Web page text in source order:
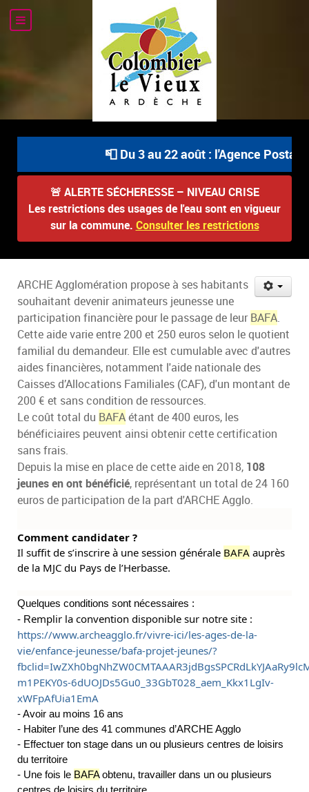
📮 Du 3 au 22 août : l'Agence
🚨 ALERTE SÉCHERESSE – NIVEAU CRISE
Les restrictions des usages de l'eau sont en vigueur
sur la commune. Consulter les restrictions
ARCHE Agglomération propose à ses habitants
souhaitant devenir animateurs jeunesse une
participation financière pour le passage de leurBAFA.
Cette aide varie entre 200 et 250 euros selon le quotient
familial du demandeur. Elle est cumulable avec d'autres
aides financières, notamment l'aide nationale des
Caisses d’Allocations Familiales (CAF), d'un montant de
200 € et sans condition de ressources.
Le coût total du BAFAétant de 400 euros, les
bénéficiaires peuvent ainsi obtenir cette certification
sans frais.
Depuis la mise en place de cette aide en 2018, 108
jeunes en ont bénéficié, représentant un total de 24 160
euros de participation de la part d'ARCHE Agglo.
Comment candidater ?
Il suffit de s’inscrire à une session générale BAFA auprès
de la MJC du Pays de l’Herbasse.
Quelques conditions sont nécessaires :
- Remplir la convention disponible sur notre site :
https://www.archeagglo.fr/vivre-ici/les-ages-de-la-
vie/enfance-jeunesse/bafa-projet-jeunes/?
m1PEKY0s-6dUOJDs5Gu0_33GbT028_aem_Kkx1LgIv-
xWFpAfUia1EmA
- Avoir au moins 16 ans
- Habiter l’une des 41 communes d’ARCHE Agglo
- Effectuer ton stage dans un ou plusieurs centres de loisirs
du territoire
- Une fois le BAFAobtenu, travailler dans un ou plusieurs
centres de loisirs du territoire